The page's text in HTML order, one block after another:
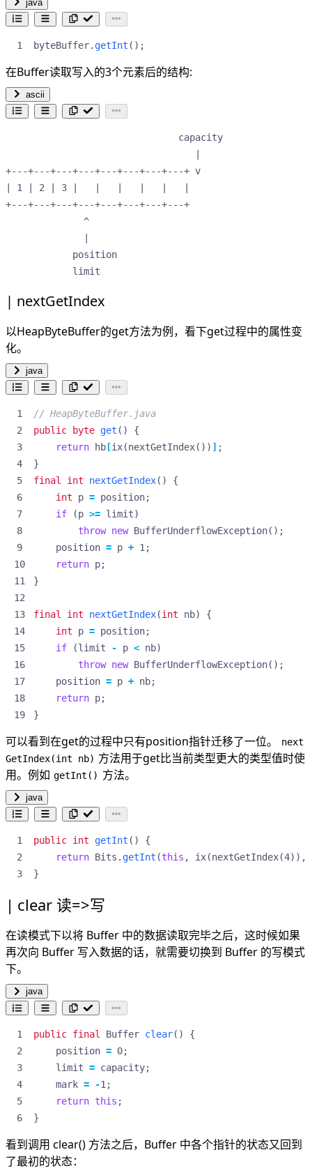
java
byteBuffer. getInt ();
在Buffer读取写入的3个元素后的结构:
ascii
                               capacity
                                  |
+---+---+---+---+---+---+---+---+ v
| 1 | 2 | 3 |   |   |   |   |   |
+---+---+---+---+---+---+---+---+
              ^
              |
            position
nextGetIndex
以HeapByteBuffer的get方法为例，看下get过程中的属性变
化。
java
// HeapByteBuffer.java
public
byte get ()
{
return
hb [ix(nextGetIndex()) ] ;
}
final
int nextGetIndex()
{
int
p = position;
if
(p >= limit)
throw new BufferUnderflowException();
position = p + 1 ;
return p;
}
final int nextGetIndex(int nb)
{
int
p = position;
if
(limit - p < nb)
throw new BufferUnderflowException();
position = p + nb;
return p;
}
可以看到在get的过程中只有position指针迁移了一位。
next
GetIndex(int nb) 方法用于get比当前类型更大的类型值时使
用。例如 getInt() 方法。
java
public int getInt ()
{
return Bits . getInt (this , ix(nextGetIndex(4)),
}
clear 读=>写
在读模式下以将 Buffer 中的数据读取完毕之后，这时候如果
再次向 Buffer 写入数据的话，就需要切换到 Buffer 的写模式
下。
java
public final Buffer clear()
{
position = 0;
limit = capacity;
mark = -1;
return this ;
}
看到调用 clear() 方法之后，Buffer 中各个指针的状态又回到
了最初的状态：